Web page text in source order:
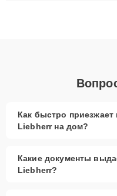
Как быстро приезжает
Liebherr на дом?
Какие документы
Liebherr?